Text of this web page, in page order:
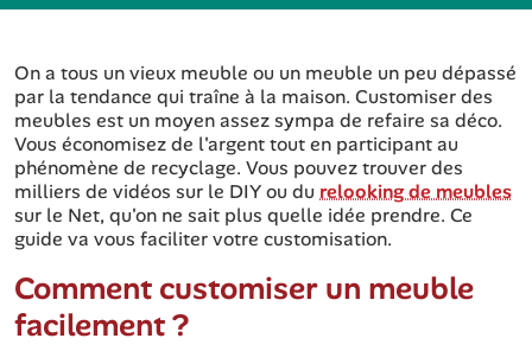
On a tous un vieux meuble ou un meuble un peu dépassé
par la tendance qui traîne à la maison. Customiser des
meubles est un moyen assez sympa de refaire sa déco.
Vous économisez de l'argent tout en participant au
phénomène de recyclage. Vous pouvez trouver des
milliers de vidéos sur le DIY ou du relooking de meubles
sur le Net, qu'on ne sait plus quelle idée prendre. Ce
guide va vous faciliter votre customisation.
Comment customiser un meuble
facilement ?